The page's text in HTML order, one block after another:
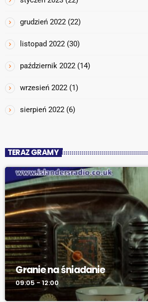
grudzień 2022 (22)
listopad 2022 (30)
październik 2022 (14)
wrzesień 2022 (1)
sierpień 2022 (6)
TERAZ GRAMY
Granie na śniadanie
09:05 - 12:00